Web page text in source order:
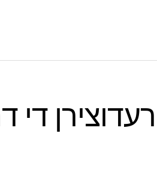
רעדוצירן די